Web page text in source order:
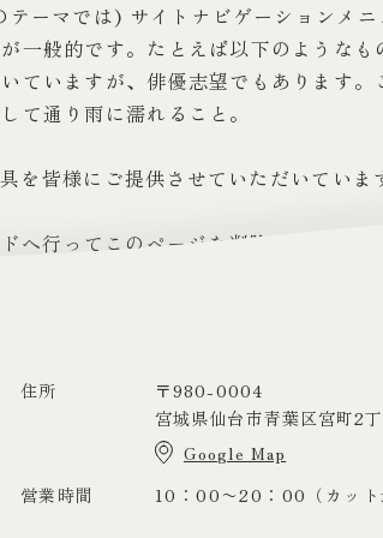
ーマでは) サイトナビゲーションメ
般的です。たとえば以下のようなも
ていますが、俳優志望でもあります
て通り雨に濡れること。
皆様にご提供させていただいてい
へ行ってこのページを削除し、独自
住所
〒980-0004
宮城県仙台市青葉区宮町2
Google Map
営業時間
10：00〜20：00（カット